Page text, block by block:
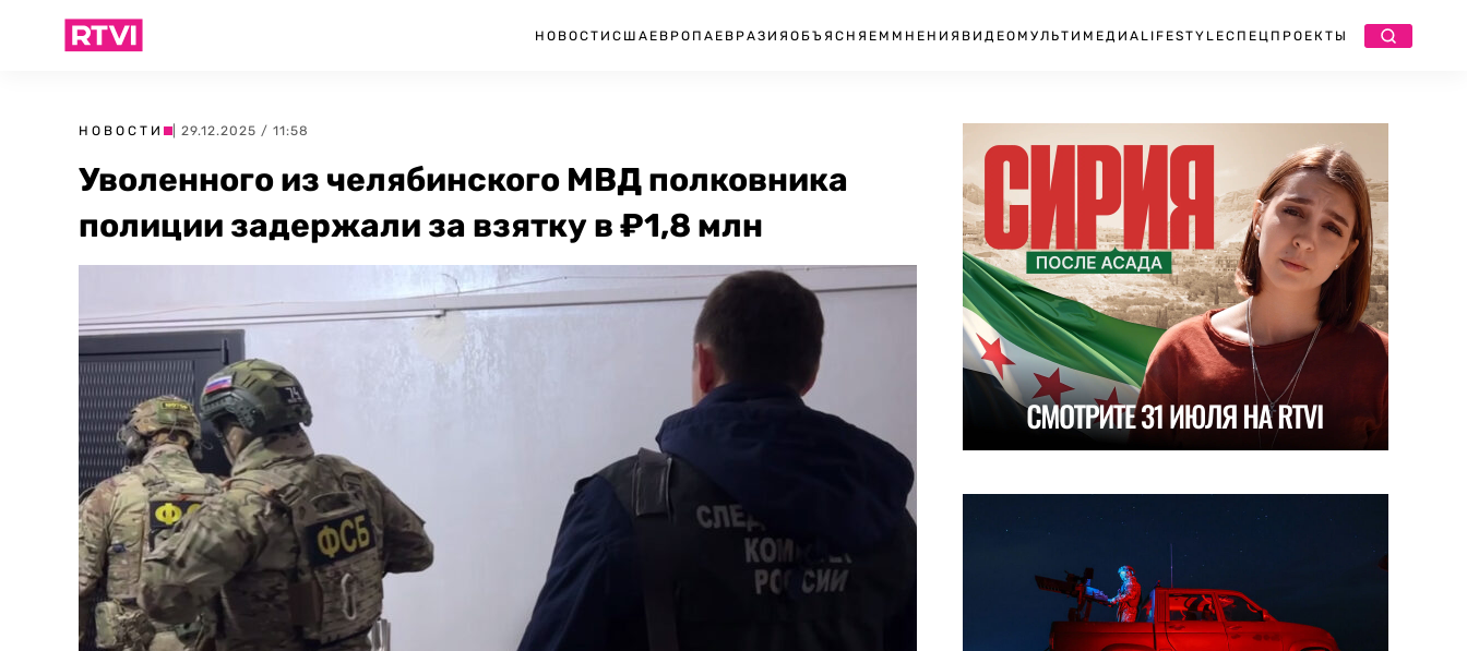
НОВОСТИ США ЕВРОПА ЕВРАЗИЯ ОБЪЯСНЯЕМ МНЕНИЯ ВИДЕО МУЛЬТИМЕДИА LIFESTYLEСПЕЦПРОЕКТЫ
НОВОСТИ | 29.12.2025 / 11:58
Уволенного из челябинского МВД полковника
полиции задержали за взятку в ₽1,8 млн